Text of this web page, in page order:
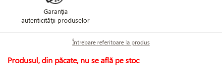
Garanţia
autenticităţii produselor
Întrebare referitoare la produs
Produsul, din păcate, nu se află pe stoc